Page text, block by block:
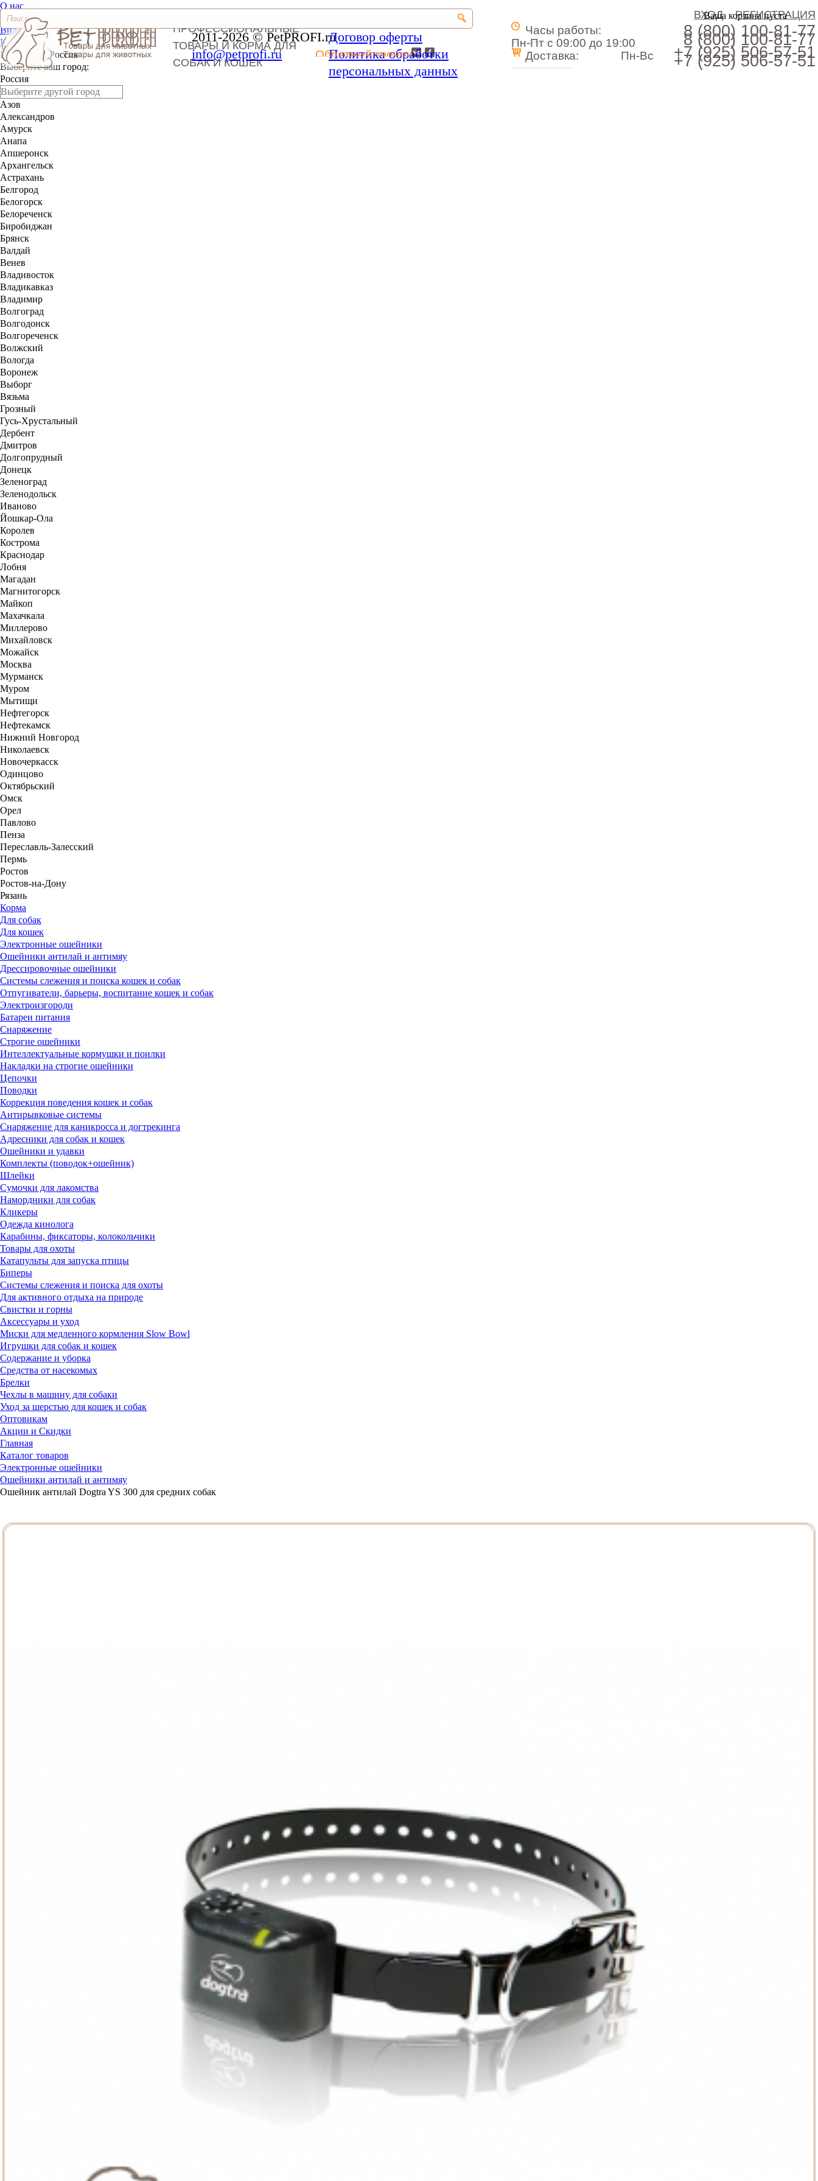
О нас
Доставка и оплата
Видео
Контакты
Ваш город: Россия
Выберите ваш город:
Россия
Азов
Александров
Амурск
Анапа
Апшеронск
Архангельск
Астрахань
Белгород
Белогорск
Белореченск
Биробиджан
Брянск
Валдай
Венев
Владивосток
Владикавказ
Владимир
Волгоград
Волгодонск
Волгореченск
Волжский
Вологда
Воронеж
Выборг
Вязьма
Грозный
Гусь-Хрустальный
Дербент
Дмитров
Долгопрудный
Донецк
Зеленоград
Зеленодольск
Иваново
Йошкар-Ола
Королев
Кострома
Краснодар
Лобня
Магадан
Магнитогорск
Майкоп
Махачкала
Миллерово
Михайловск
Можайск
Москва
Мурманск
Муром
Мытищи
Нефтегорск
Нефтекамск
Нижний Новгород
Николаевск
Новочеркасск
Одинцово
Октябрьский
Омск
Орел
Павлово
Пенза
Переславль-Залесский
Пермь
Ростов
Ростов-на-Дону
Рязань
ВХОД
РЕГИСТРАЦИЯ
ПРОФЕССИОНАЛЬНЫЕ
ТОВАРЫ И КОРМА ДЛЯ
СОБАК И КОШЕК
Обратный звонок
Часы работы:
Пн-Пт с 09:00 до 19:00
Доставка:
Пн-Вс
8 (800) 100-81-77
+7 (925) 506-57-51
Ваша корзина пуста
Корма
Для собак
Для кошек
Электронные ошейники
Ошейники антилай и антимяу
Дрессировочные ошейники
Системы слежения и поиска кошек и собак
Отпугиватели, барьеры, воспитание кошек и собак
Электроизгороди
Батареи питания
Снаряжение
Строгие ошейники
Интеллектуальные кормушки и поилки
Накладки на строгие ошейники
Цепочки
Поводки
Коррекция поведения кошек и собак
Антирывковые системы
Снаряжение для каникросса и догтрекинга
Адресники для собак и кошек
Ошейники и удавки
Комплекты (поводок+ошейник)
Шлейки
Сумочки для лакомства
Намордники для собак
Кликеры
Одежда кинолога
Карабины, фиксаторы, колокольчики
Товары для охоты
Катапульты для запуска птицы
Биперы
Системы слежения и поиска для охоты
Для активного отдыха на природе
Свистки и горны
Аксессуары и уход
Миски для медленного кормления Slow Bowl
Игрушки для собак и кошек
Содержание и уборка
Средства от насекомых
Брелки
Чехлы в машину для собаки
Уход за шерстью для кошек и собак
Оптовикам
Акции и Скидки
Главная
Каталог товаров
Электронные ошейники
Ошейники антилай и антимяу
Ошейник антилай Dogtra YS 300 для средних собак
2011-2026 © PetPROFI.ru
info@petprofi.ru
Договор оферты
Политика обработки
персональных данных
8 (800) 100-81-77
+7 (925) 506-57-51